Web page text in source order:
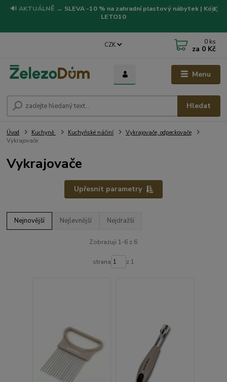
🔊 AKTUÁLNĚ → SLEVA -10 % na zahradní plastový nábytek | Kód:
LETO10
Menu
CZK
Hledat
0 ks
za 0 Kč
Úvod Kuchyně Kuchyňské náčiní
Vykrajovače, odpeckovače
Vykrajovače
Vykrajovače
Upřesnit parametry
Nejnovější Nejlevnější Nejdražší
Zobrazuji 1-6 z 6
strana z 1